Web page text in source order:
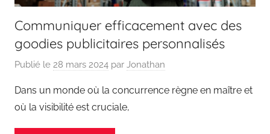
Communiquer efficacement avec des
goodies publicitaires personnalisés
Publié le 28 mars 2024 par Jonathan
Dans un monde où la concurrence règne en maître et
où la visibilité est cruciale,